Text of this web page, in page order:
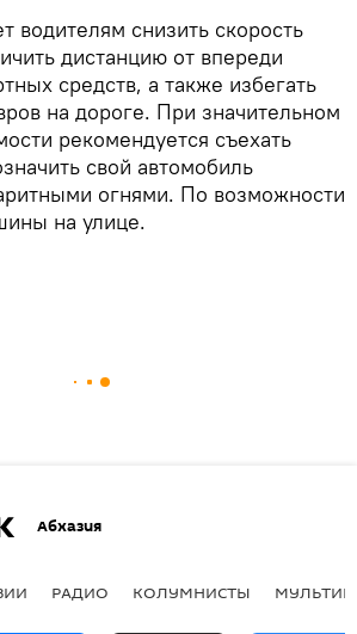
водителям снизить скорость
дистанцию от впереди
средств, а также избегать
на дороге. При значительном
рекомендуется съехать
свой автомобиль
огнями. По возможности
на улице.
Абхазия
РАДИО КОЛУМНИСТЫ